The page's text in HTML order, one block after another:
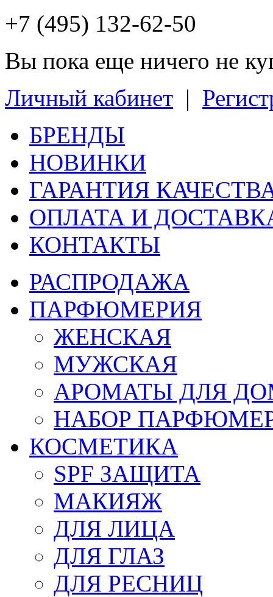
+7 (495) 132-62-50
Вы пока еще ничего не
Личный кабинет |
БРЕНДЫ
НОВИНКИ
ГАРАНТИЯ
ОПЛАТА И
КОНТАКТЫ
РАСПРОДАЖА
ПАРФЮМЕРИЯ
ЖЕНСКАЯ
МУЖСКАЯ
АРОМАТЫ ДЛЯ
НАБОР
КОСМЕТИКА
SPF ЗАЩИТА
МАКИЯЖ
ДЛЯ ЛИЦА
ДЛЯ ГЛАЗ
ДЛЯ РЕСНИЦ